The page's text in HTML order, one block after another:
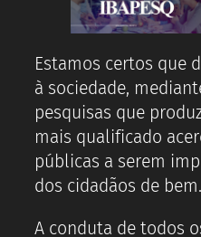
Estamos certos que
à sociedade,
pesquisas que
mais qualificado
públicas a serem
dos cidadãos de bem.
A conduta de todos